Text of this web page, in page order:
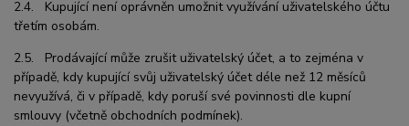
2.4. Kupující není oprávněn umožnit využívání uživatelského účtu
třetím osobám.
2.5. Prodávající může zrušit uživatelský účet, a to zejména v
případě, kdy kupující svůj uživatelský účet déle než 12 měsíců
nevyužívá, či v případě, kdy poruší své povinnosti dle kupní
smlouvy (včetně obchodních podmínek).